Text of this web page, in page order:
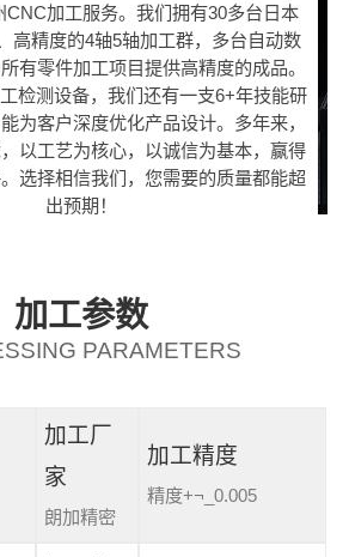
CNC加工服务。我们拥有30多台日本
高精度的4轴5轴加工群，多台自动数
有零件加工项目提供高精度的成品。
检测设备，我们还有一支6+年技能研
为客户深度优化产品设计。多年来，
以工艺为核心，以诚信为基本，赢得
选择相信我们，您需要的质量都能超
出预期！
加工参数
PARAMETERS
加工厂
家
朗加精密
加工精度
精度+¬_0.005